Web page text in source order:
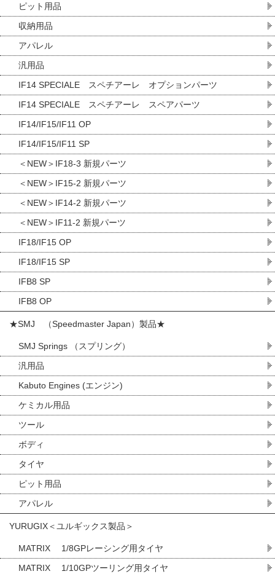
ピット用品
収納用品
アパレル
汎用品
IF14 SPECIALE スペチアーレ オプションパーツ
IF14 SPECIALE スペチアーレ スペアパーツ
IF14/IF15/IF11 OP
IF14/IF15/IF11 SP
＜NEW＞IF18-3 新規パーツ
＜NEW＞IF15-2 新規パーツ
＜NEW＞IF14-2 新規パーツ
＜NEW＞IF11-2 新規パーツ
IF18/IF15 OP
IF18/IF15 SP
IFB8 SP
IFB8 OP
★SMJ （Speedmaster Japan）製品★
SMJ Springs （スプリング）
汎用品
Kabuto Engines (エンジン)
ケミカル用品
ツール
ボディ
タイヤ
ピット用品
アパレル
YURUGIX＜ユルギックス製品＞
MATRIX 1/8GPレーシング用タイヤ
MATRIX 1/10GPツーリング用タイヤ